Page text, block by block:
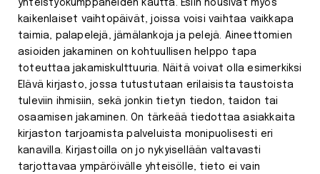
yhteistyökumppaneiden kautta. Esiin nousivat myös
kaikenlaiset vaihtopäivät, joissa voisi vaihtaa vaikkapa
taimia, palapelejä, jämälankoja ja pelejä. Aineettomien
asioiden jakaminen on kohtuullisen helppo tapa
toteuttaa jakamiskulttuuria. Näitä voivat olla esimerkiksi
Elävä kirjasto, jossa tutustutaan erilaisista taustoista
tuleviin ihmisiin, sekä jonkin tietyn tiedon, taidon tai
osaamisen jakaminen. On tärkeää tiedottaa asiakkaita
kirjaston tarjoamista palveluista monipuolisesti eri
kanavilla. Kirjastoilla on jo nykyisellään valtavasti
tarjottavaa ympäröivälle yhteisölle, tieto ei vain